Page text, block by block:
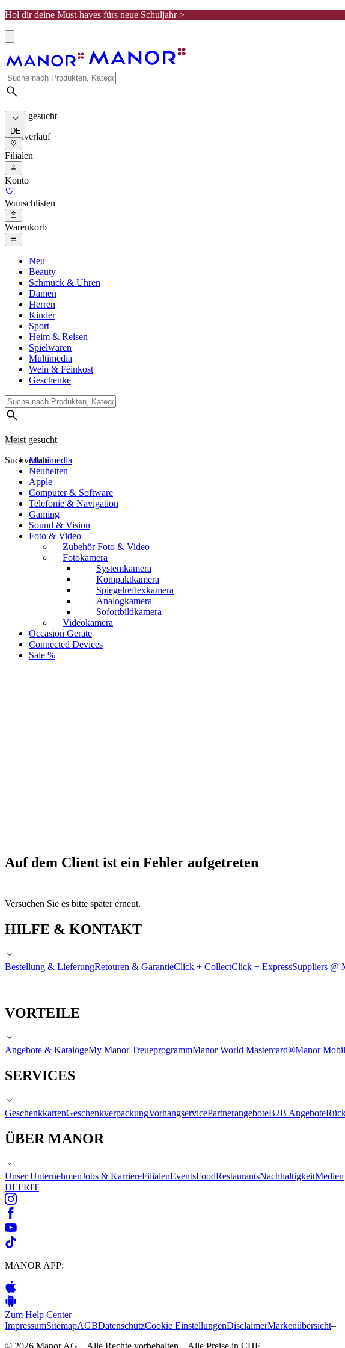
Hol dir deine Must-haves fürs neue Schuljahr >
Meist gesucht
Suchverlauf
DE
Filialen
Konto
Wunschlisten
Warenkorb
Neu
Beauty
Schmuck & Uhren
Damen
Herren
Kinder
Sport
Heim & Reisen
Spielwaren
Multimedia
Wein & Feinkost
Geschenke
Meist gesucht
SuchverlaufMultimedia
Neuheiten
Apple
Computer & Software
Telefonie & Navigation
Gaming
Sound & Vision
Foto & Video
Zubehör Foto & Video
Fotokamera
Systemkamera
Kompaktkamera
Spiegelreflexkamera
Analogkamera
Sofortbildkamera
Videokamera
Occasion Geräte
Connected Devices
Sale %
Auf dem Client ist ein Fehler aufgetreten
Versuchen Sie es bitte später erneut.
HILFE & KONTAKT
Bestellung & LieferungRetouren & GarantieClick + CollectClick + ExpressSuppliers @
VORTEILE
Angebote & KatalogeMy Manor TreueprogrammManor World Mastercard®Manor
SERVICES
GeschenkkartenGeschenkverpackungVorhangservicePartnerangeboteB2B Angebote
ÜBER MANOR
Unser UnternehmenJobs & KarriereFilialenEventsFoodRestaurantsNachhaltigkeitMedien
DEFRIT
MANOR APP:
Zum Help Center
ImpressumSitemapAGBDatenschutzCookie EinstellungenDisclaimerMarkenübersicht–
© 2026 Manor AG – Alle Rechte vorbehalten – Alle Preise in CHF